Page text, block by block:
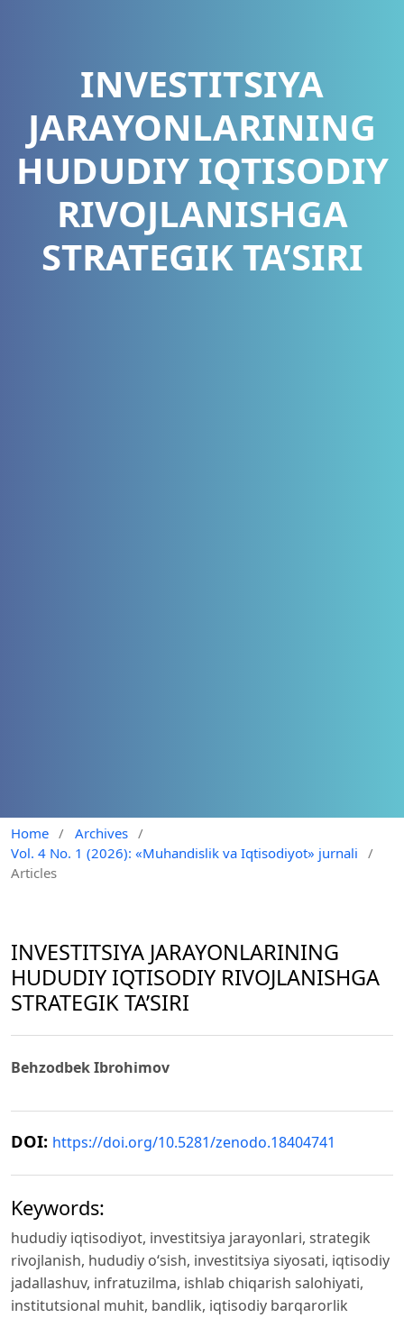
INVESTITSIYA
JARAYONLARINING
HUDUDIY IQTISODIY
RIVOJLANISHGA
STRATEGIK TA’SIRI
Home / Archives /
Vol. 4 No. 1 (2026): «Muhandislik va Iqtisodiyot» jurnali
/
Articles
INVESTITSIYA JARAYONLARINING
HUDUDIY IQTISODIY RIVOJLANISHGA
STRATEGIK TA’SIRI
Behzodbek Ibrohimov
DOI: https://doi.org/10.5281/zenodo.18404741
Keywords:
hududiy iqtisodiyot, investitsiya jarayonlari, strategik
rivojlanish, hududiy o‘sish, investitsiya siyosati, iqtisodiy
jadallashuv, infratuzilma, ishlab chiqarish salohiyati,
institutsional muhit, bandlik, iqtisodiy barqarorlik